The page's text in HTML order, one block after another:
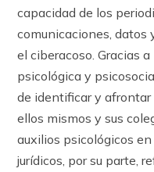
capacidad de los
comunicaciones, datos
el ciberacoso. Gracias
psicológica y
de identificar y afrontar
ellos mismos y sus
auxilios psicológicos
jurídicos, por su parte,